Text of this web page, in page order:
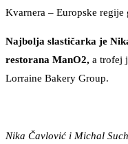
Kvarnera – Europske regije
Najbolja slastičarka je
restorana ManO2, a trofej
Lorraine Bakery Group.
Nika Čavlović i Michal